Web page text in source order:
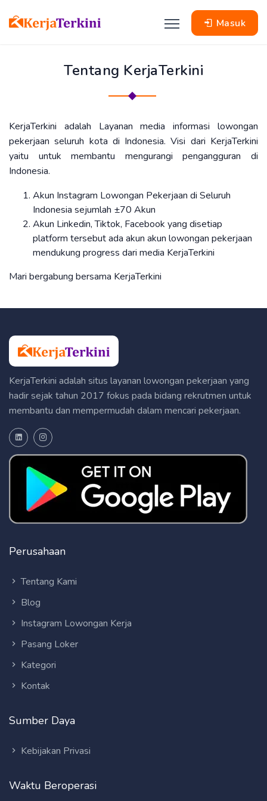
Masuk
Tentang KerjaTerkini
KerjaTerkini adalah Layanan media informasi lowongan
pekerjaan seluruh kota di Indonesia. Visi dari KerjaTerkini
yaitu untuk membantu mengurangi pengangguran di
Indonesia.
Akun Instagram Lowongan Pekerjaan di Seluruh
Indonesia sejumlah ±70 Akun
Akun Linkedin, Tiktok, Facebook yang disetiap
platform tersebut ada akun akun lowongan pekerjaan
mendukung progress dari media KerjaTerkini
Mari bergabung bersama KerjaTerkini
KerjaTerkini adalah situs layanan lowongan pekerjaan yang
hadir sejak tahun 2017 fokus pada bidang rekrutmen untuk
membantu dan mempermudah dalam mencari pekerjaan.
Perusahaan
Tentang Kami
Blog
Instagram Lowongan Kerja
Pasang Loker
Kategori
Kontak
Sumber Daya
Kebijakan Privasi
Waktu Beroperasi